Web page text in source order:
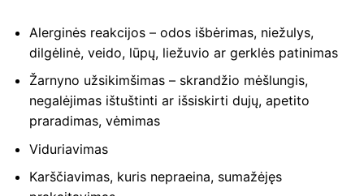
Alerginės reakcijos – odos išbėrimas, niežulys,
dilgėlinė, veido, lūpų, liežuvio ar gerklės patinimas
Žarnyno užsikimšimas – skrandžio mėšlungis,
negalėjimas ištuštinti ar išsiskirti dujų, apetito
praradimas, vėmimas
Viduriavimas
Karščiavimas, kuris nepraeina, sumažėjęs